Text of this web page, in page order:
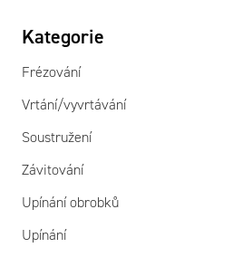
Kategorie
Frézování
Vrtání/vyvrtávání
Soustružení
Závitování
Upínání obrobků
Upínání